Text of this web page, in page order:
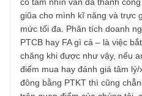
thực.
Ngoài ra, dù chúng tôi
quả của PTKT hay các
tương tự, nhưng nhiều
xung quanh, chúng tôi cho
cần làm là hãy rèn giũa kĩ